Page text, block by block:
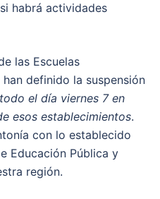
habrá actividades
las Escuelas
definido la suspensión
el día viernes 7 en
esos establecimientos.
con lo establecido
Educación Pública y
región.